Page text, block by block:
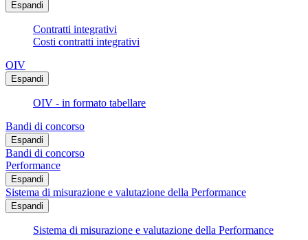
Espandi
Contratti integrativi
Costi contratti integrativi
OIV
Espandi
OIV - in formato tabellare
Bandi di concorso
Espandi
Bandi di concorso
Performance
Espandi
Sistema di misurazione e valutazione della Performance
Espandi
Sistema di misurazione e valutazione della Performance